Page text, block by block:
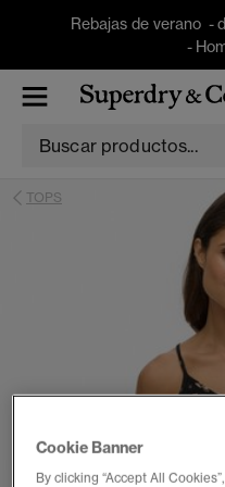
Rebajas de verano -
-
TOPS
Cookie Banner
By clicking “Accept All